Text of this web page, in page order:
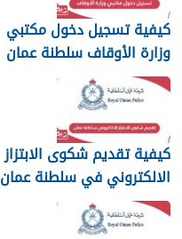
كيفية تسجيل دخول مكتبي
وزارة الأوقاف سلطنة عمان
كيفية تقديم شكوى الابتزاز
الالكتروني في سلطنة عمان